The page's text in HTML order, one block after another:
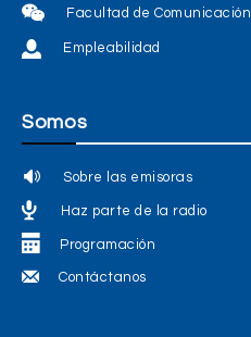
Facultad de Comunicación
Empleabilidad
Somos
Sobre las emisoras
Haz parte de la radio
Programación
Contáctanos